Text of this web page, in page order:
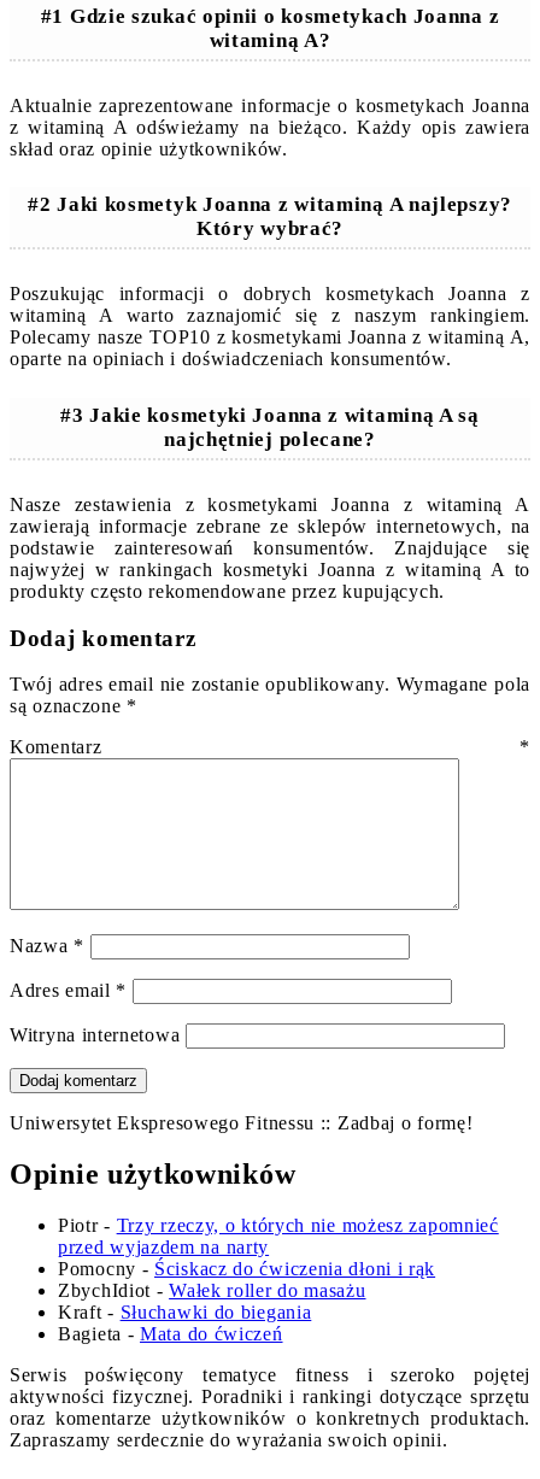
#1 Gdzie szukać opinii o kosmetykach Joanna z
witaminą A?
Aktualnie zaprezentowane informacje o kosmetykach Joanna
z witaminą A odświeżamy na bieżąco. Każdy opis zawiera
skład oraz opinie użytkowników.
#2 Jaki kosmetyk Joanna z witaminą A najlepszy?
Który wybrać?
Poszukując informacji o dobrych kosmetykach Joanna z
witaminą A warto zaznajomić się z naszym rankingiem.
Polecamy nasze TOP10 z kosmetykami Joanna z witaminą A,
oparte na opiniach i doświadczeniach konsumentów.
#3 Jakie kosmetyki Joanna z witaminą A są
najchętniej polecane?
Nasze zestawienia z kosmetykami Joanna z witaminą A
zawierają informacje zebrane ze sklepów internetowych, na
podstawie zainteresowań konsumentów. Znajdujące się
najwyżej w rankingach kosmetyki Joanna z witaminą A to
produkty często rekomendowane przez kupujących.
Dodaj komentarz
Twój adres email nie zostanie opublikowany. Wymagane pola
są oznaczone *
Komentarz *
Nazwa *
Adres email *
Witryna internetowa
Uniwersytet Ekspresowego Fitnessu :: Zadbaj o formę!
Opinie użytkowników
Piotr- Trzy rzeczy, o których nie możesz zapomnieć
przed wyjazdem na narty
Pomocny - Ściskacz do ćwiczenia dłoni i rąk
ZbychIdiot -Wałek roller do masażu
Kraft - Słuchawki do biegania
Bagieta -Mata do ćwiczeń
Serwis poświęcony tematyce fitness i szeroko pojętej
aktywności fizycznej. Poradniki i rankingi dotyczące sprzętu
oraz komentarze użytkowników o konkretnych produktach.
Zapraszamy serdecznie do wyrażania swoich opinii.